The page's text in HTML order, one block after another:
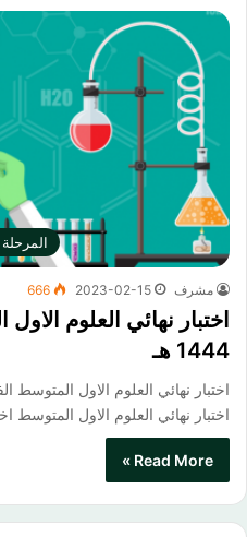
مشرف 2023-02-15
666
اختبار نهائي العلوم
1444 هـ
اختبار نهائي العلوم الاول المتوسط​
Read More »